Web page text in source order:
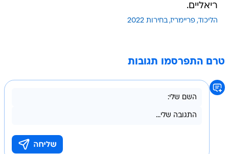
ריאליים.
הליכוד פריימריז בחירות 2022
טרם התפרסמו תגובות